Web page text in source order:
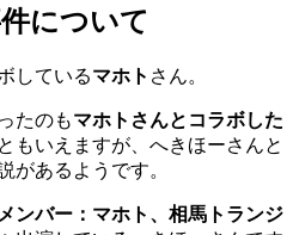
について
しているマホト さん。
たのもマホトさんとコラボした
ともいえますが、へきほーさんと
があるようです。
ンバー：マホト、相馬トランジ